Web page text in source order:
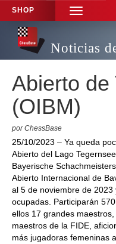
SHOP
TOGGLE
Noticias
Abierto de
(OIBM)
por ChessBase
25/10/2023 – Ya queda
Abierto del Lago
Bayerische
Abierto Internacional de
al 5 de noviembre de
ocupadas. Participarán
ellos 17 grandes
maestros de la FIDE,
más jugadoras femeninas